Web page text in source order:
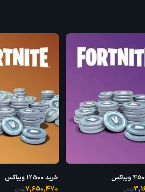
تومان
خرید 12500 ویباکس
7,650,470تومان